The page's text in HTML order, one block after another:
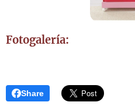
Fotogalería:
Share